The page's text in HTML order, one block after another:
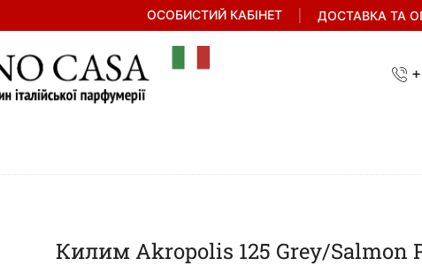
ОСОБИСТИЙ КАБІНЕТ ДОСТАВКА ТА
Килим Akropolis 125 Grey/Salmon